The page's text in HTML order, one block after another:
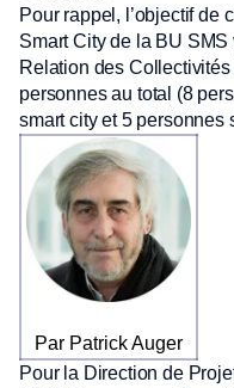
Pour rappel, l’objectif de
Smart City de la BU
Relation des
personnes au total (8
smart city et 5 personnes
Par Patrick Auger
Pour la Direction de